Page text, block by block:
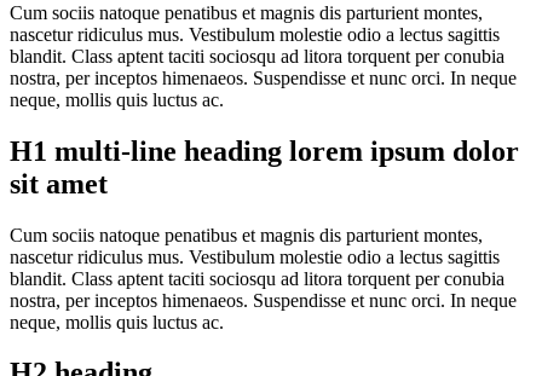
Cum sociis natoque penatibus et magnis dis parturient montes,
nascetur ridiculus mus. Vestibulum molestie odio a lectus sagittis
blandit. Class aptent taciti sociosqu ad litora torquent per conubia
nostra, per inceptos himenaeos. Suspendisse et nunc orci. In neque
neque, mollis quis luctus ac.
H1 multi-line heading lorem ipsum dolor
sit amet
Cum sociis natoque penatibus et magnis dis parturient montes,
nascetur ridiculus mus. Vestibulum molestie odio a lectus sagittis
blandit. Class aptent taciti sociosqu ad litora torquent per conubia
nostra, per inceptos himenaeos. Suspendisse et nunc orci. In neque
neque, mollis quis luctus ac.